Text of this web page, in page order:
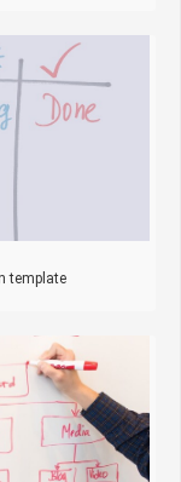
template